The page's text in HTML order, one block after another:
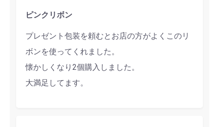
ピンクリボン
プレゼント包装を頼むとお店の方がよくこのリ
ボンを使ってくれました。
懐かしくなり2個購入しました。
大満足してます。